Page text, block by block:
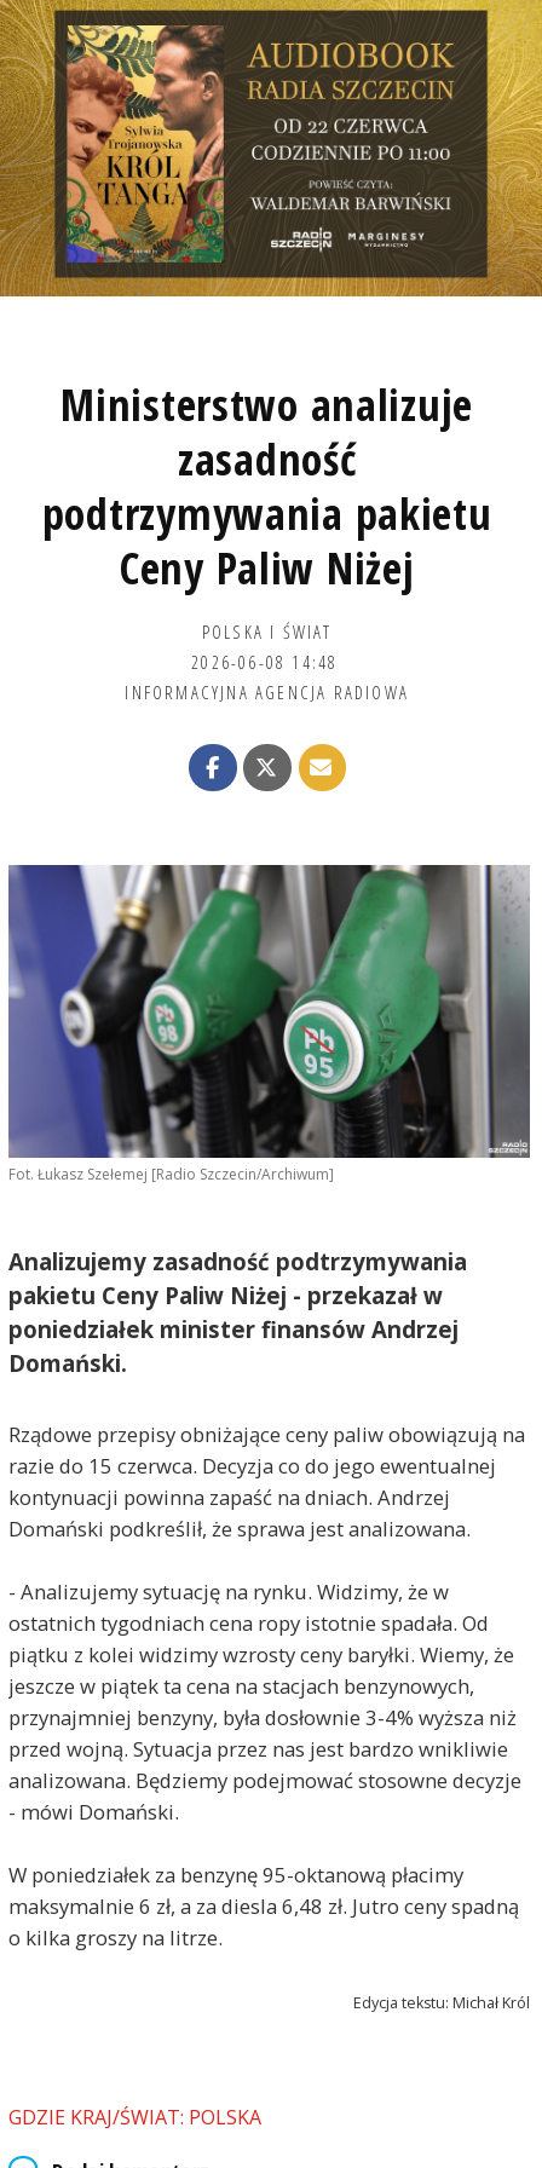
Ministerstwo analizuje
zasadność
podtrzymywania pakietu
Ceny Paliw Niżej
POLSKA I ŚWIAT
2026-06-08 14:48
INFORMACYJNA AGENCJA RADIOWA
Fot. Łukasz Szełemej [Radio Szczecin/Archiwum]
Analizujemy zasadność podtrzymywania
pakietu Ceny Paliw Niżej - przekazał w
poniedziałek minister finansów Andrzej
Domański.
Rządowe przepisy obniżające ceny paliw obowiązują na
razie do 15 czerwca. Decyzja co do jego ewentualnej
kontynuacji powinna zapaść na dniach. Andrzej
Domański podkreślił, że sprawa jest analizowana.
- Analizujemy sytuację na rynku. Widzimy, że w
ostatnich tygodniach cena ropy istotnie spadała. Od
piątku z kolei widzimy wzrosty ceny baryłki. Wiemy, że
jeszcze w piątek ta cena na stacjach benzynowych,
przynajmniej benzyny, była dosłownie 3-4% wyższa niż
przed wojną. Sytuacja przez nas jest bardzo wnikliwie
analizowana. Będziemy podejmować stosowne decyzje
- mówi Domański.
W poniedziałek za benzynę 95-oktanową płacimy
maksymalnie 6 zł, a za diesla 6,48 zł. Jutro ceny spadną
o kilka groszy na litrze.
Edycja tekstu: Michał Król
GDZIE KRAJ/ŚWIAT: POLSKA